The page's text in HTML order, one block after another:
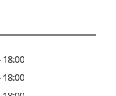
18:00
18:00